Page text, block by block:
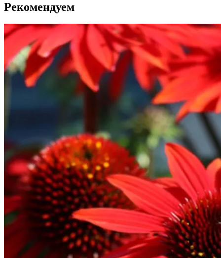
Рекомендуем